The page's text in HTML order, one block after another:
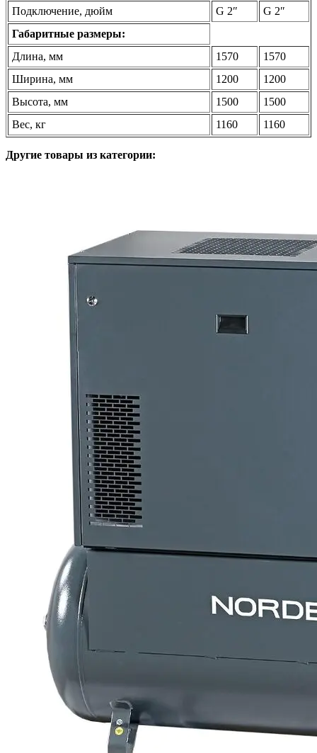
Подключение, дюйм G 2″
G 2″
Габаритные размеры:
Длина, мм
1570
1570
Ширина, мм
1200
1200
Высота, мм
1500
1500
Вес, кг
1160 1160
Другие товары из категории: